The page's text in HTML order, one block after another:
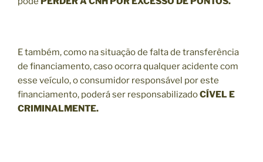
E também, como na situação de falta de transferência
de financiamento, caso ocorra qualquer acidente com
esse veículo, o consumidor responsável por este
financiamento, poderá ser responsabilizadoCÍVEL E
CRIMINALMENTE.